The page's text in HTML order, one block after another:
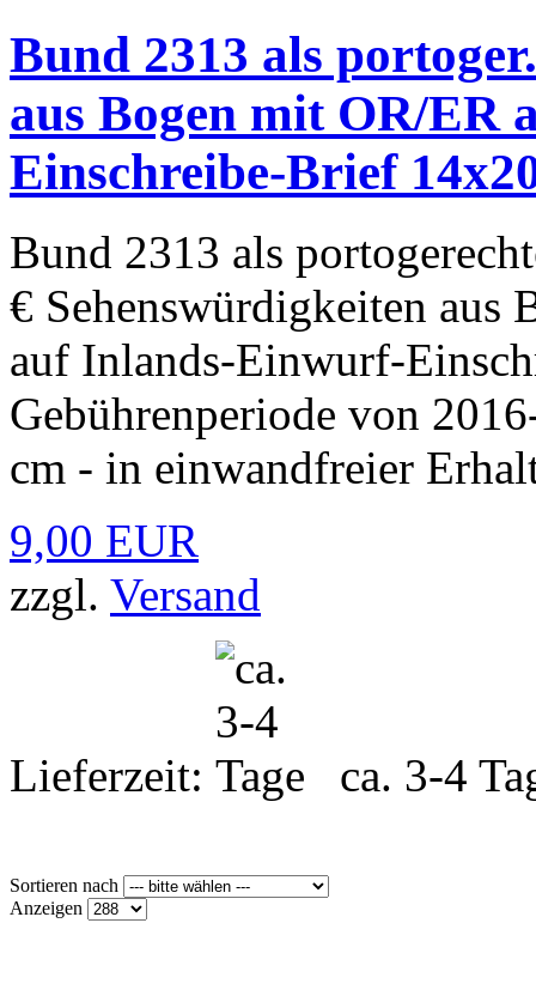
Bund 2313 als
aus Bogen mit OR/ER
Einschreibe-Brief
Bund 2313 als
€ Sehenswürdigkeiten aus
auf Inlands-Einwurf-
Gebührenperiode von
cm - in einwandfreier
9,00 EUR
zzgl. Versand
Lieferzeit: ca. 3-4
Sortieren nach
Anzeigen